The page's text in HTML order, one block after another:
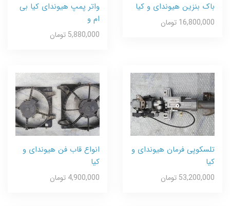
باک بنزین هیوندای و کیا
16,800,000 تومان
واتر پمپ هیوندای کیا بی
ام و
5,880,000 تومان
تلسکوپی فرمان هیوندای و
کیا
53,200,000 تومان
انواع قاب فن هیوندای و
کیا
4,900,000 تومان